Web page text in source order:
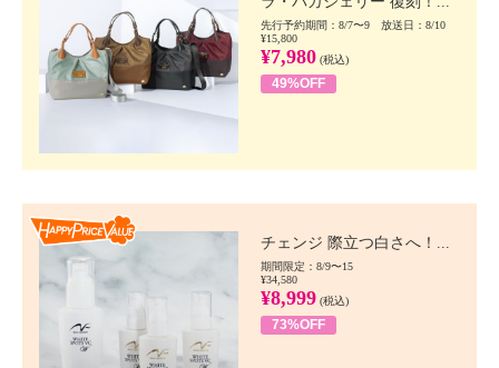
先行予約期間：8/7〜9 放送日：8/10
¥15,800
¥7,980 (税込)
49%OFF
チェンジ 際立つ白さへ！...
期間限定：8/9〜15
¥34,580
¥8,999 (税込)
73%OFF